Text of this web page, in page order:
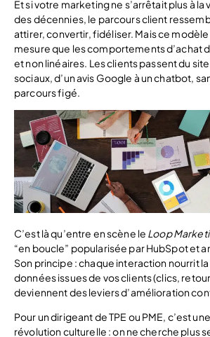
Et si votre marketing ne s’arrêtait plus à la
des décennies, le parcours client
attirer, convertir, fidéliser. Mais ce modèle
mesure que les comportements d’achat
et non linéaires. Les clients passent du
sociaux, d’un avis Google à un chatbot,
parcours figé.
C’est là qu’entre en scène le Loop
“en boucle” popularisée par HubSpot et
Son principe : chaque interaction nourrit
données issues de vos clients (clics,
deviennent des leviers d’amélioration
Pour un dirigeant de TPE ou PME, c’est
révolution culturelle : on ne cherche plus